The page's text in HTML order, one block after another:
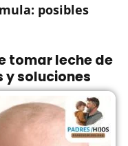
posibles
tomar leche de
y soluciones